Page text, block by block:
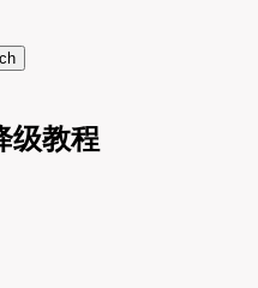
级教程